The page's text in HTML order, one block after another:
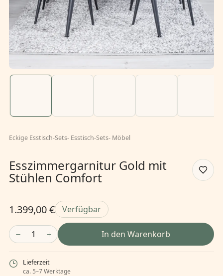
Eckige Esstisch-Sets- Esstisch-Sets- Möbel
Esszimmergarnitur Gold mit
Stühlen Comfort
1.399,00 € Verfügbar
1 In den Warenkorb
Lieferzeit
ca. 5–7 Werktage